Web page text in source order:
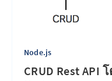
Node.js
CRUD Rest API